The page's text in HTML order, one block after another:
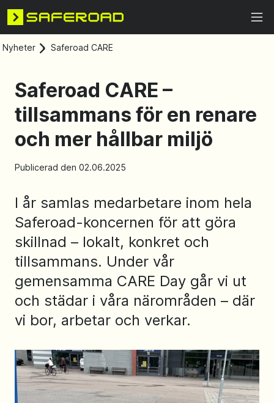
Nyheter Saferoad CARE
Saferoad CARE –
tillsammans för en renare
och mer hållbar miljö
Publicerad den 02.06.2025
I år samlas medarbetare inom hela
Saferoad-koncernen för att göra
skillnad – lokalt, konkret och
tillsammans. Under vår
gemensamma CARE Day går vi ut
och städar i våra närområden – där
vi bor, arbetar och verkar.